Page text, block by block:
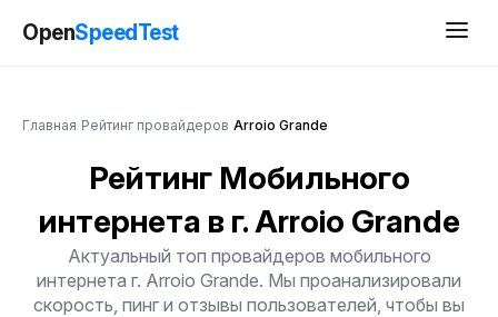
OpenSpeedTest
Главная Рейтинг провайдеров Arroio Grande
Рейтинг Мобильного
интернета в г. Arroio Grande
Актуальный топ провайдеров мобильного
интернета г. Arroio Grande. Мы проанализировали
скорость, пинг и отзывы пользователей, чтобы вы